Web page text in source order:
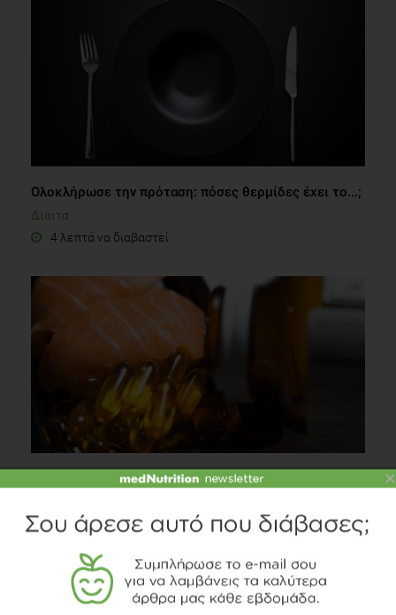
Ολοκλήρωσε την πρόταση: πόσες θερμίδες έχει το...;
Δίαιτα
4 λεπτά να διαβαστεί
Τι έχει να σου προσφέρει το Μουρουνέλαιο;
5 λεπτά να διαβαστεί
×